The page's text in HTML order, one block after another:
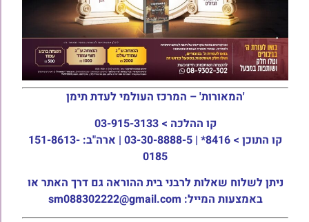
'המאורות' – המרכז העולמי לעדת תימן
קו ההלכה > 03-915-3133
קו התוכן >
8416* | 03-30-8888-5 | ארה"ב: 151-8613-
0185
ניתן לשלוח שאלות לרבני בית ההוראה גם דרך האתר או
באמצעות המייל: sm088302222@gmail.com